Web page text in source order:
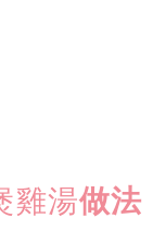
雞湯做法